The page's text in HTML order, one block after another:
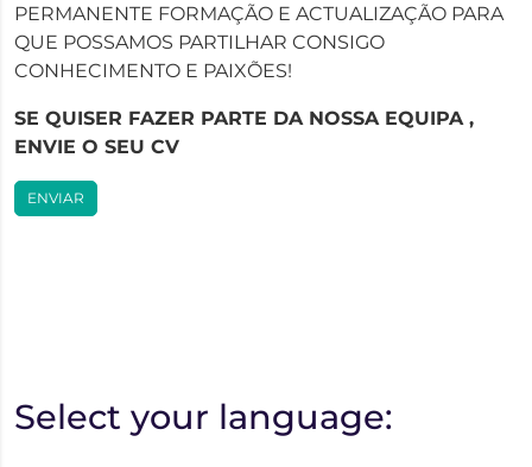
PERMANENTE FORMAÇÃO E ACTUALIZAÇÃO PARA
QUE POSSAMOS PARTILHAR CONSIGO
CONHECIMENTO E PAIXÕES!
SE QUISER FAZER PARTE DA NOSSA EQUIPA ,
ENVIE O SEU CV
ENVIAR
Select your language: